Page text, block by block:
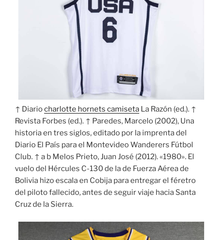
↑ Diariocharlotte hornets camiseta La Razón (ed.). ↑
Revista Forbes (ed.). ↑ Paredes, Marcelo (2002), Una
historia en tres siglos, editado por la imprenta del
Diario El País para el Montevideo Wanderers Fútbol
Club. ↑ a b Melos Prieto, Juan José (2012). «1980». El
vuelo del Hércules C-130 de la de Fuerza Aérea de
Bolivia hizo escala en Cobija para entregar el féretro
del piloto fallecido, antes de seguir viaje hacia Santa
Cruz de la Sierra.